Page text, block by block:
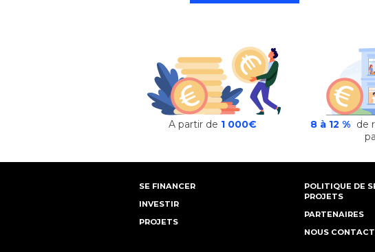
A partir de 1 000€ 8 à 12 % de
SE FINANCER
INVESTIR
PROJETS
POLITIQUE DE
PROJETS
PARTENAIRES
NOUS